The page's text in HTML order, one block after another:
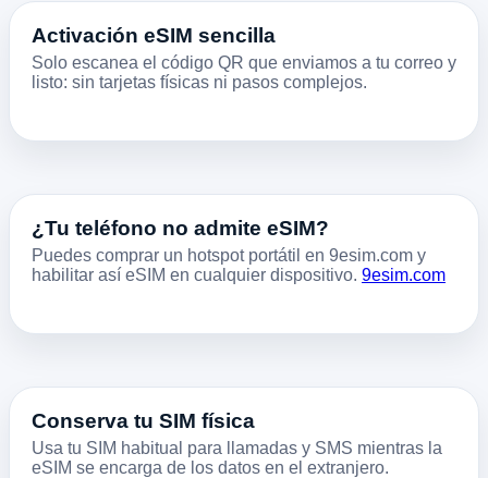
Activación eSIM sencilla
Solo escanea el código QR que enviamos a tu correo y
listo: sin tarjetas físicas ni pasos complejos.
¿Tu teléfono no admite eSIM?
Puedes comprar un hotspot portátil en 9esim.com y
habilitar así eSIM en cualquier dispositivo. 9esim.com
Conserva tu SIM física
Usa tu SIM habitual para llamadas y SMS mientras la
eSIM se encarga de los datos en el extranjero.